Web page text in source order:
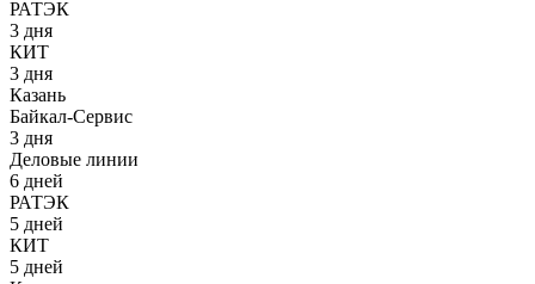
РАТЭК
3 дня
КИТ
3 дня
Казань
Байкал-Сервис
3 дня
Деловые линии
6 дней
РАТЭК
5 дней
КИТ
5 дней